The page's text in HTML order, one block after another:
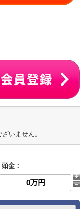
いません。
頭金：